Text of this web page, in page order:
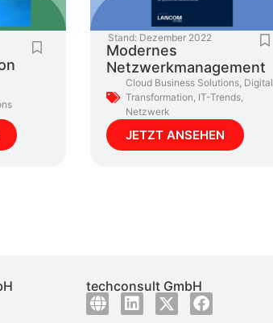
Stand: Dezember 2022
Modernes
Netzwerkmanagement
Cloud Business Solutions Digital
Transformation IT-Trends
Netzwerk
JETZT ANSEHEN
techconsult GmbH